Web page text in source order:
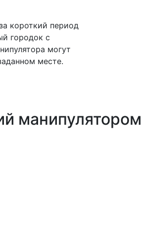
короткий период
городок с
могут
месте.
манипулятором